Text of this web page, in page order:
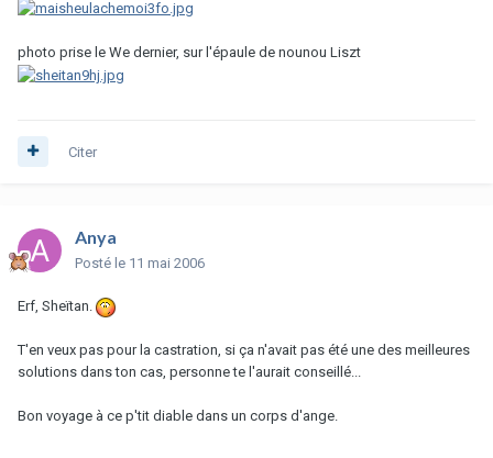
photo prise le We dernier, sur l'épaule de nounou Liszt
Citer
Anya
Posté le 11 mai 2006
Erf, Sheïtan.
T'en veux pas pour la castration, si ça n'avait pas été une des meilleures
solutions dans ton cas, personne te l'aurait conseillé...
Bon voyage à ce p'tit diable dans un corps d'ange.